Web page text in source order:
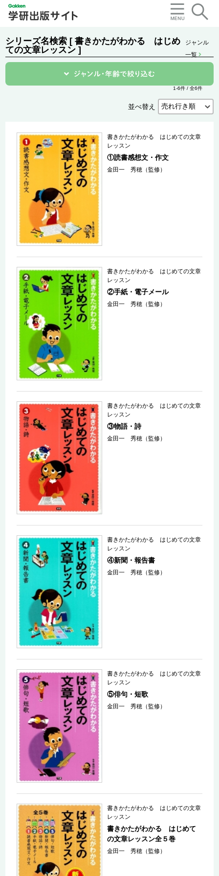
シリーズ名検索 [ 書きかたがわかる はじめ
ての文章レッスン ]
ジャンル
一覧
1-6件 / 全6件
並べ替え
書きかたがわかる はじめての文章
レッスン
①読書感想文・作文
金田一 秀穂（監修）
書きかたがわかる はじめての文章
レッスン
②手紙・電子メール
金田一 秀穂（監修）
書きかたがわかる はじめての文章
レッスン
③物語・詩
金田一 秀穂（監修）
書きかたがわかる はじめての文章
レッスン
④新聞・報告書
金田一 秀穂（監修）
書きかたがわかる はじめての文章
レッスン
⑤俳句・短歌
金田一 秀穂（監修）
書きかたがわかる はじめての文章
レッスン
書きかたがわかる はじめて
の文章レッスン全５巻
金田一 秀穂（監修）